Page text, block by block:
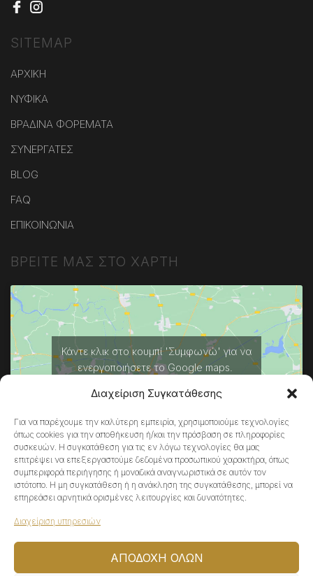
Διαχείριση Συγκατάθεσης
Για να παρέχουμε την καλύτερη εμπειρία, χρησιμοποιούμε τεχνολογίες
όπως cookies για την αποθήκευση ή/και την πρόσβαση σε πληροφορίες
συσκευών. Η συγκατάθεση για τις εν λόγω τεχνολογίες θα μας
επιτρέψει να επεξεργαστούμε δεδομένα προσωπικού χαρακτήρα, όπως
συμπεριφορά περιήγησης ή μοναδικά αναγνωριστικά σε αυτόν τον
ιστότοπο. Η μη συγκατάθεση ή η ανάκληση της συγκατάθεσης, μπορεί να
επηρεάσει αρνητικά ορισμένες λειτουργίες και δυνατότητες.
Διαχείριση υπηρεσιών
ΑΠΟΔΟΧΉ ΌΛΩΝ
SITEMAP
ΑΡΧΙΚΗ
ΝΥΦΙΚΑ
ΒΡΑΔΙΝΑ ΦΟΡΕΜΑΤΑ
ΣΥΝΕΡΓΑΤΕΣ
BLOG
FAQ
ΕΠΙΚΟΙΝΩΝΙΑ
ΒΡΕΙΤΕ ΜΑΣ ΣΤΟ ΧΑΡΤΗ
Κάντε κλικ στο κουμπί 'Συμφωνώ' για να
ενεργοποιήσετε το Google maps.
ΣΥΜΦΩΝΏ
© 2022 ATHENA\V, All Rights Reserved | Powered by